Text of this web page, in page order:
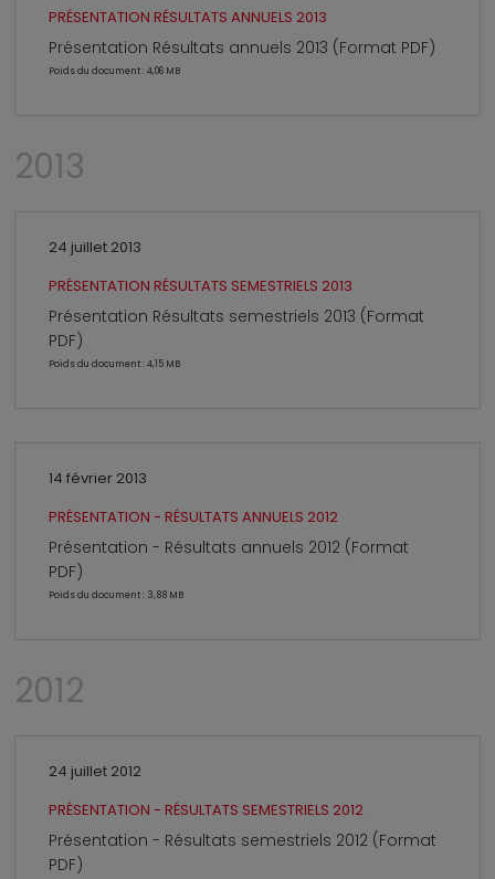
PRÉSENTATION RÉSULTATS ANNUELS 2013
Présentation Résultats annuels 2013 (Format PDF)
Poids du document : 4,06 MB
2013
24 juillet 2013
PRÉSENTATION RÉSULTATS SEMESTRIELS 2013
Présentation Résultats semestriels 2013 (Format
PDF)
Poids du document : 4,15 MB
14 février 2013
PRÉSENTATION - RÉSULTATS ANNUELS 2012
Présentation - Résultats annuels 2012 (Format
PDF)
Poids du document : 3,88 MB
2012
24 juillet 2012
PRÉSENTATION - RÉSULTATS SEMESTRIELS 2012
Présentation - Résultats semestriels 2012 (Format
PDF)